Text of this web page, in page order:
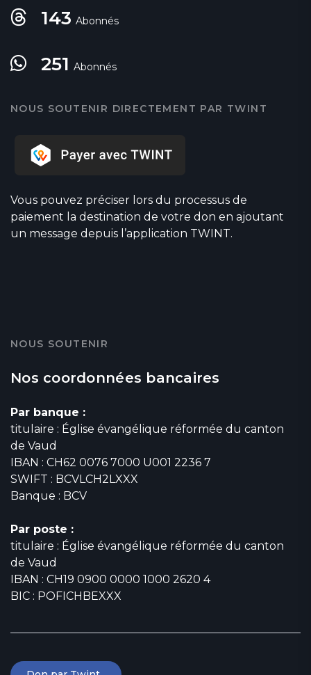
143 Abonnés
251 Abonnés
NOUS SOUTENIR DIRECTEMENT PAR TWINT
Vous pouvez préciser lors du processus de
paiement la destination de votre don en ajoutant
un message depuis l’application TWINT.
NOUS SOUTENIR
Nos coordonnées bancaires
Par banque :
titulaire : Église évangélique réformée du canton
de Vaud
IBAN : CH62 0076 7000 U001 2236 7
SWIFT : BCVLCH2LXXX
Banque : BCV
Par poste :
titulaire : Église évangélique réformée du canton
de Vaud
IBAN : CH19 0900 0000 1000 2620 4
BIC : POFICHBEXXX